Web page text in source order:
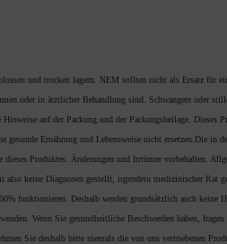
und trocken lagern. NEM sollten nicht als Ersatz für
oder in ärztlicher Behandlung sind. Schwangere oder
auf der Packung und der Packungsbeilage.
Ernährung und Lebensweise nicht ersetzen. Die in
Produktes. Änderungen und Irrtümer vorbehalten.
keine Diagnosen gestellt, irgendein medizinischer Rat
funktionieren. Deshalb werden grundsätzlich auch
Wenn Sie gesundheitliche Beschwerden haben,
Sie deshalb bitte niemals die von uns vertriebenen